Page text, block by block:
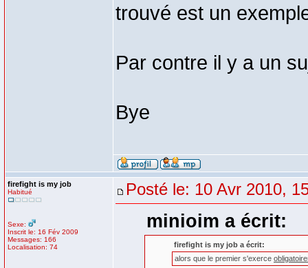
trouvé est un
Par contre il y a un
Bye
firefight is my job
Habitué
Sexe:
Inscrit le: 16 Fév 2009
Messages: 166
Localisation: 74
Posté le: 10 Avr 2010,
minioim a écrit:
firefight is my job a écrit:
alors que le premier s'exerce